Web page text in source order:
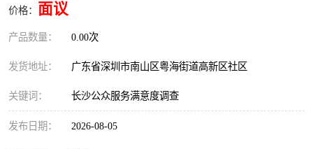
价格： 面议
产品数量： 0.00次
发货地址： 广东省深圳市南山区粤海街道高新区社区
关键词： 长沙公众服务满意度调查
发布日期： 2026-08-05